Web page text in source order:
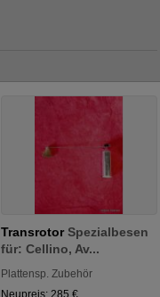
TransrotorSpezialbesen
für: Cellino, Av...
Plattensp. Zubehör
Neupreis: 285 €